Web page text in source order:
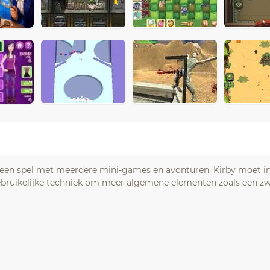
spel met meerdere mini-games en avonturen. Kirby moet
techniek om meer algemene elementen zoals een